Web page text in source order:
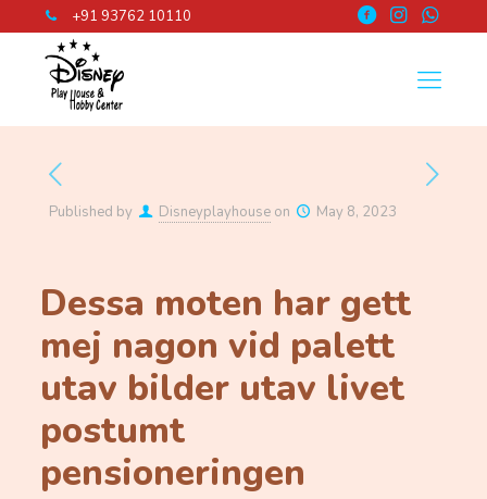
+91 93762 10110
Published by Disneyplayhouse on May 8, 2023
Dessa moten har gett
mej nagon vid palett
utav bilder utav livet
postumt
pensioneringen